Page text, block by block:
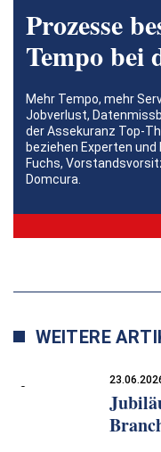
Prozesse
Tempo bei
Mehr Tempo, mehr
Jobverlust,
der Assekuranz Top-
beziehen Experten
Fuchs,
Domcura.
WEITERE